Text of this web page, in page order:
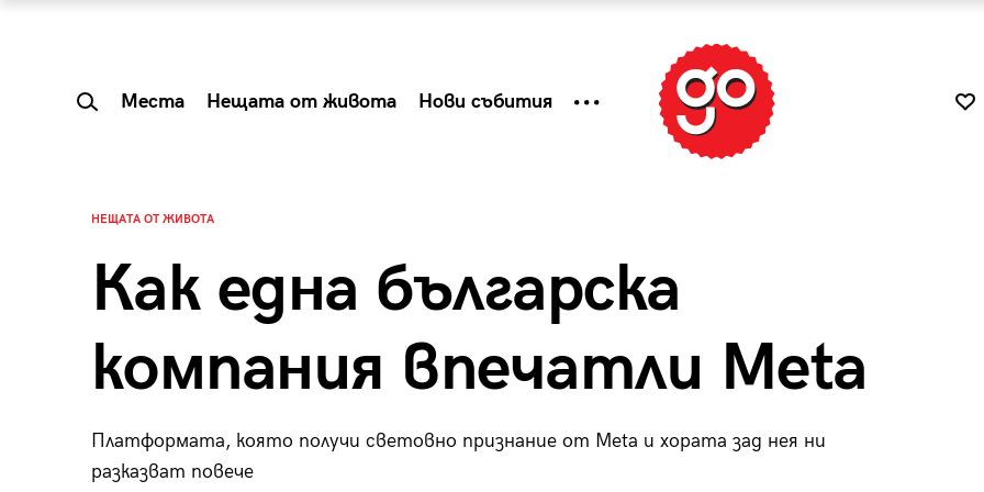
Места Нещата от живота Нови събития
НЕЩАТА ОТ ЖИВОТА
Как една българска
компания впечатли Meta
Платформата, която получи световно признание от Меta и хората зад нея ни
разказват повече
Summer Prelude: как
Tender is the Wine – Какво